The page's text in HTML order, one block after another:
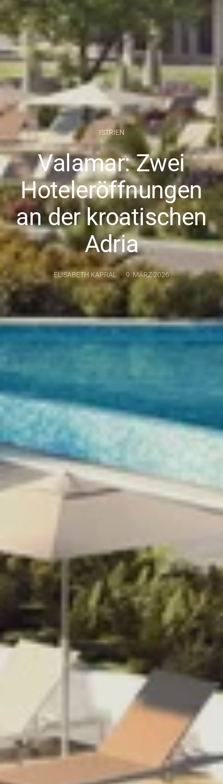
ISTRIEN
Valamar: Zwei
Hoteleröffnungen
an der kroatischen
Adria
ELISABETH KAPRAL 9. MÄRZ 2026